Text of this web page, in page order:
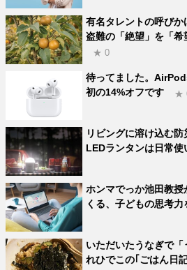
有名タレントの呼び
盗難の「絶望」を「
★ 0
待ってました。
初の14%オフです
★
リビングに溶け込む
LEDランタンは日常使
ホンマでっか池田教
くる、子どもの思考
いただいたうなぎで
れひでこの｢ごはん日記